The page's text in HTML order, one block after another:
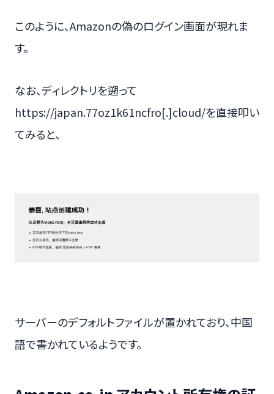
このように、Amazonの偽のログイン画面が現れま
す。
なお、ディレクトリを遡って
https://japan.77oz1k61ncfro[.]cloud/を直接叩い
てみると、
サーバーのデフォルトファイルが置かれており、中国
語で書かれているようです。